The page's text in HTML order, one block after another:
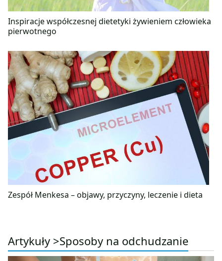
Inspiracje współczesnej dietetyki żywieniem człowieka
pierwotnego
Zespół Menkesa – objawy, przyczyny, leczenie i dieta
Artykuły >Sposoby na odchudzanie